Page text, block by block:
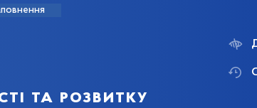
та розвитку